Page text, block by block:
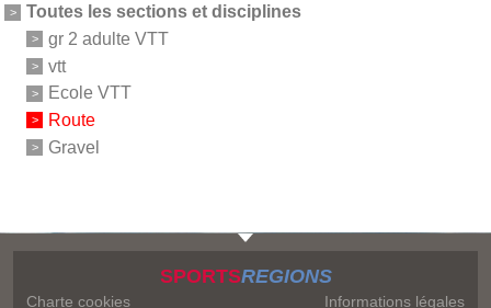
Toutes les sections et disciplines
gr 2 adulte VTT
vtt
Ecole VTT
Route
Gravel
SPORTSREGIONS
Charte cookies Informations légales